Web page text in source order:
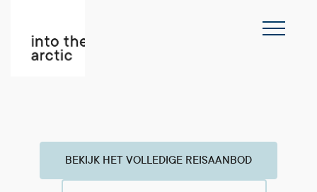
BEKIJK HET VOLLEDIGE REISAANBOD